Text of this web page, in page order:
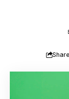
Share